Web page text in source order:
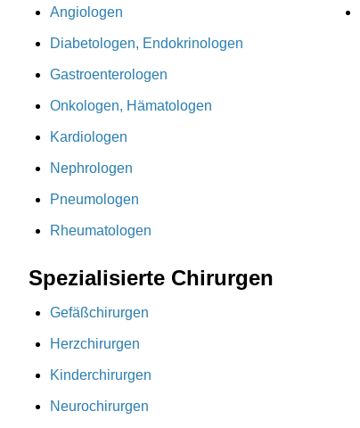
Angiologen
Diabetologen, Endokrinologen
Gastroenterologen
Onkologen, Hämatologen
Kardiologen
Nephrologen
Pneumologen
Rheumatologen
Spezialisierte Chirurgen
Gefäßchirurgen
Herzchirurgen
Kinderchirurgen
Neurochirurgen